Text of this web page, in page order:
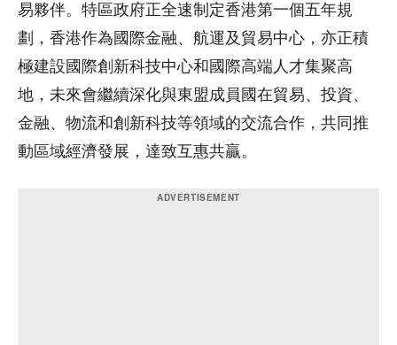
易夥伴。特區政府正全速制定香港第一個五年規
劃，香港作為國際金融、航運及貿易中心，亦正積
極建設國際創新科技中心和國際高端人才集聚高
地，未來會繼續深化與東盟成員國在貿易、投資、
金融、物流和創新科技等領域的交流合作，共同推
動區域經濟發展，達致互惠共贏。